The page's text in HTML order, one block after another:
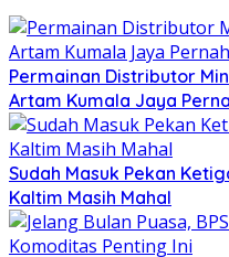
Permainan Distributor
Artam Kumala Jaya
Sudah Masuk Pekan
Kaltim Masih Mahal